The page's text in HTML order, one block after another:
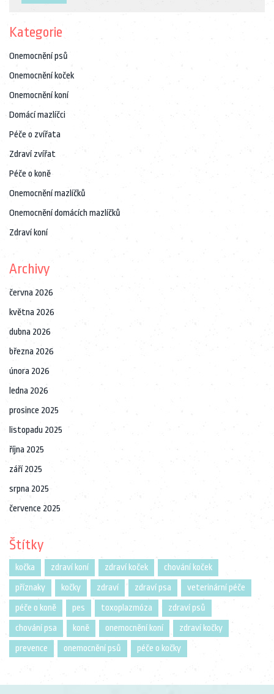
Kategorie
Onemocnění psů
Onemocnění koček
Onemocnění koní
Domácí mazlíčci
Péče o zvířata
Zdraví zvířat
Péče o koně
Onemocnění mazlíčků
Onemocnění domácích mazlíčků
Zdraví koní
Archivy
června 2026
května 2026
dubna 2026
března 2026
února 2026
ledna 2026
prosince 2025
listopadu 2025
října 2025
září 2025
srpna 2025
července 2025
Štítky
kočka zdraví koní zdraví koček
chování koček
příznaky
kočky zdraví zdraví psa
veterinární péče
péče o koně
pes toxoplazmóza
zdraví psů
chování psa
koně onemocnění koní
zdraví kočky
prevence
onemocnění psů péče o kočky